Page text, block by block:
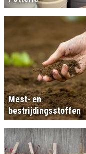
Mest- en
bestrijdingsstoffen